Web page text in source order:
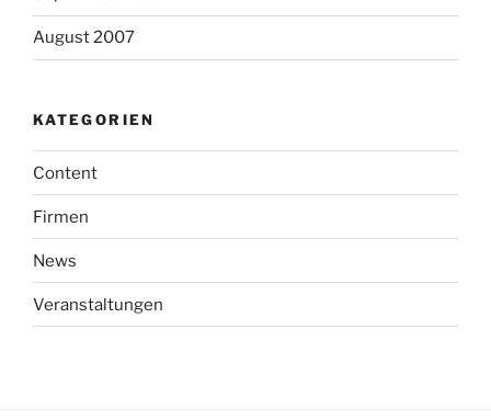
August 2007
KATEGORIEN
Content
Firmen
News
Veranstaltungen